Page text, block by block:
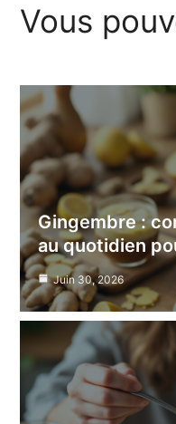
Vous
Gingembre :
au quotidien
Juin 30, 2026